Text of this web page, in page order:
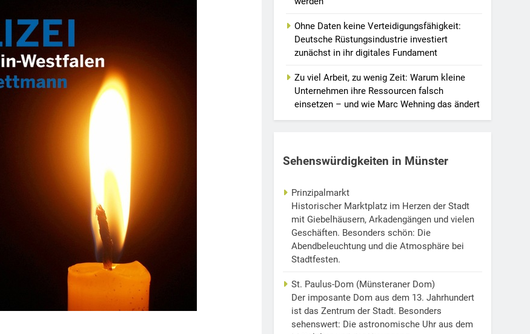
Ohne Daten keine Verteidigungsfähigkeit:
Deutsche Rüstungsindustrie investiert
zunächst in ihr digitales Fundament
Zu viel Arbeit, zu wenig Zeit: Warum kleine
Unternehmen ihre Ressourcen falsch
einsetzen – und wie Marc Wehning das ändert
Sehenswürdigkeiten in Münster
Prinzipalmarkt
Historischer Marktplatz im Herzen der Stadt
mit Giebelhäusern, Arkadengängen und vielen
Geschäften. Besonders schön: Die
Abendbeleuchtung und die Atmosphäre bei
Stadtfesten.
St. Paulus-Dom (Münsteraner Dom)
Der imposante Dom aus dem 13. Jahrhundert
ist das Zentrum der Stadt. Besonders
sehenswert: Die astronomische Uhr aus dem